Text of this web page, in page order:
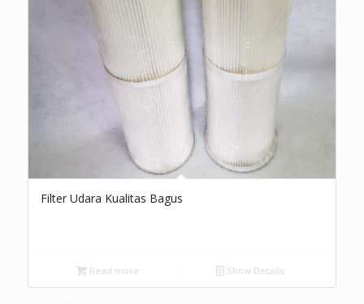
Filter Udara Kualitas Bagus
Read more Show Details